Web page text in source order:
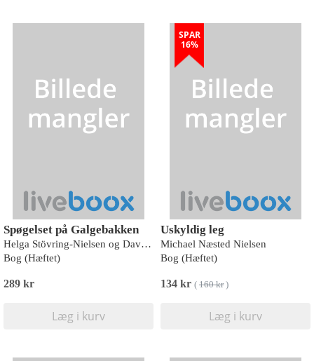
Spøgelset på Galgebakken
Helga Stövring-Nielsen og David Pedersen
Bog (Hæftet)
289 kr
Læg i kurv
SPAR
16%
Uskyldig leg
Michael Næsted Nielsen
Bog (Hæftet)
134 kr ( 160 kr)
Læg i kurv